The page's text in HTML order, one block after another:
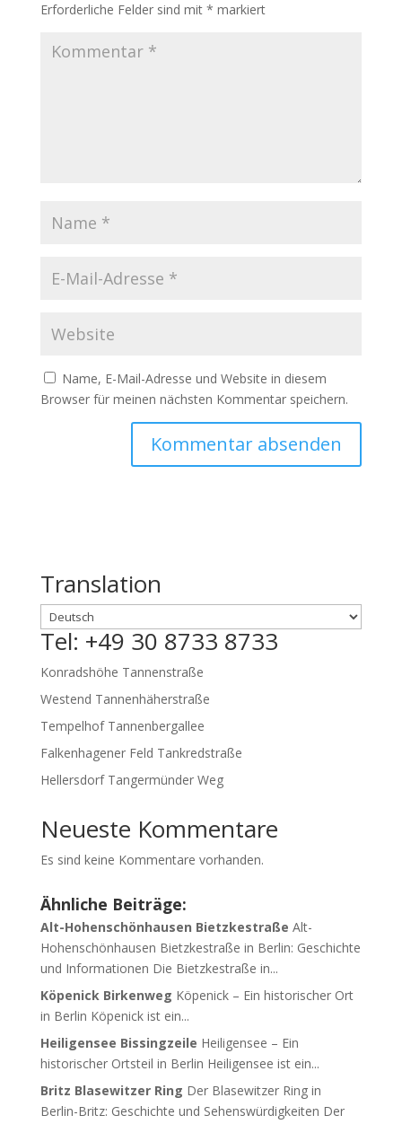
Erforderliche Felder sind mit * markiert
Name, E-Mail-Adresse und Website in diesem
Browser für meinen nächsten Kommentar speichern.
Translation
Tel: +49 30 8733 8733
Konradshöhe Tannenstraße
Westend Tannenhäherstraße
Tempelhof Tannenbergallee
Falkenhagener Feld Tankredstraße
Hellersdorf Tangermünder Weg
Neueste Kommentare
Es sind keine Kommentare vorhanden.
Ähnliche Beiträge:
Alt-Hohenschönhausen Bietzkestraße Alt-
Hohenschönhausen Bietzkestraße in Berlin: Geschichte
und Informationen Die Bietzkestraße in...
Köpenick Birkenweg Köpenick – Ein historischer Ort
in Berlin Köpenick ist ein...
Heiligensee Bissingzeile Heiligensee – Ein
historischer Ortsteil in Berlin Heiligensee ist ein...
Britz Blasewitzer Ring Der Blasewitzer Ring in
Berlin-Britz: Geschichte und Sehenswürdigkeiten Der